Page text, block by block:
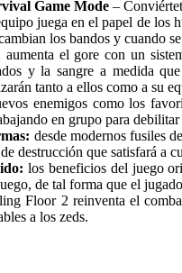
Game Mode –
juega en el papel de los
los bandos y cuando
el gore con un
y la sangre a medida
tanto a ellos como a su
enemigos como los
en grupo para
desde modernos fusiles
destrucción que satisfará a
los beneficios del juego
de tal forma que el
Floor 2 reinventa el
a los zeds.